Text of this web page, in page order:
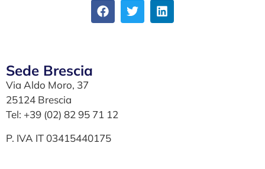
Sede Brescia
Via Aldo Moro, 37
25124 Brescia
Tel: +39 (02) 82 95 71 12
P. IVA IT 03415440175